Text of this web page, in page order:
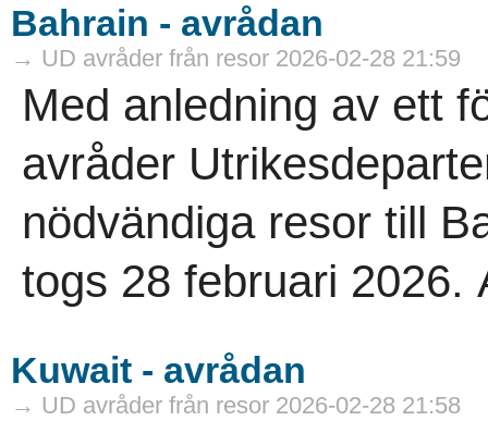
Bahrain - avrådan
→ UD avråder från resor 2026-02-28 21:59
Med anledning av ett
avråder
nödvändiga resor till
togs 28 februari 2026.
Kuwait - avrådan
→ UD avråder från resor 2026-02-28 21:58